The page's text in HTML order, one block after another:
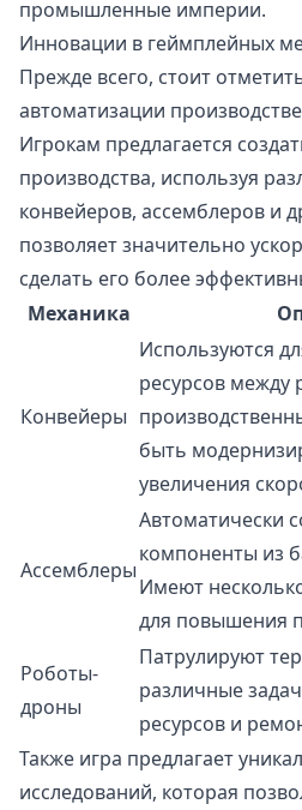
промышленные империи.
Инновации в геймплейных
Прежде всего, стоит
автоматизации
Игрокам предлагается
производства, используя
конвейеров, ассемблеров и
позволяет значительно
сделать его более
Механика
Конвейеры
Используются
ресурсов между
быть
увеличения
Ассемблеры
Автоматически
компоненты из
Имеют
для повышения
Роботы-
дроны
Патрулируют
различные
ресурсов и
Также игра предлагает
исследований, которая